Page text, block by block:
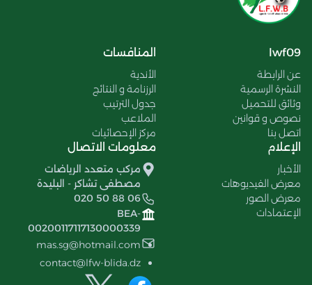
lwf09
عن الرابطة
النشرة الرسمية
وثائق للتحميل
نصوص و قوانين
اتصل بنا
المنافسات
الأندية
الرزنامة و النتائج
جدول الترتيب
الملاعب
مركز الإحصائيات
الإعلام
الأخبار
معرض الفيديوهات
معرض الصور
الإعتمادات
معلومات الاتصال
مركب متعدد الرياضات
مصطفى تشاكر - البليدة
020 50 88 06
BEA-
00200117117130000339
mas.sg@hotmail.com
contact@lfw-blida.dz